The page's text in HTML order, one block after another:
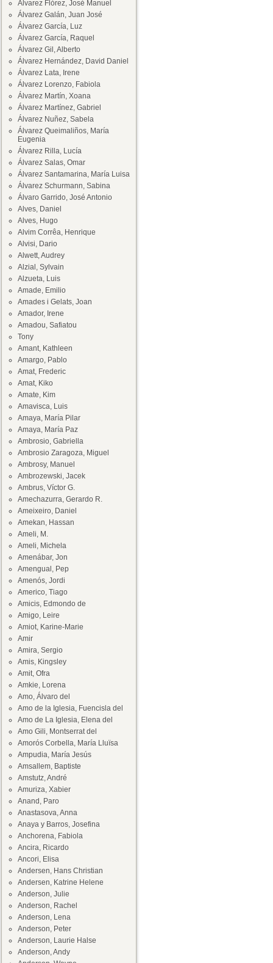
Álvarez Flórez, José Manuel
Álvarez Galán, Juan José
Álvarez García, Luz
Álvarez García, Raquel
Álvarez Gil, Alberto
Álvarez Hernández, David Daniel
Álvarez Lata, Irene
Álvarez Lorenzo, Fabiola
Álvarez Martín, Xoana
Álvarez Martínez, Gabriel
Álvarez Nuñez, Sabela
Álvarez Queimaliños, María
Eugenia
Álvarez Rilla, Lucía
Álvarez Salas, Omar
Álvarez Santamarina, María Luisa
Álvarez Schurmann, Sabina
Álvaro Garrido, José Antonio
Alves, Daniel
Alves, Hugo
Alvim Corrêa, Henrique
Alvisi, Dario
Alwett, Audrey
Alzial, Sylvain
Alzueta, Luis
Amade, Emilio
Amades i Gelats, Joan
Amador, Irene
Amadou, Safiatou
Tony
Amant, Kathleen
Amargo, Pablo
Amat, Frederic
Amat, Kiko
Amate, Kim
Amavisca, Luis
Amaya, María Pilar
Amaya, María Paz
Ambrosio, Gabriella
Ambrosio Zaragoza, Miguel
Ambrosy, Manuel
Ambrozewski, Jacek
Ambrus, Víctor G.
Amechazurra, Gerardo R.
Ameixeiro, Daniel
Amekan, Hassan
Ameli, M.
Ameli, Michela
Amenábar, Jon
Amengual, Pep
Amenós, Jordi
Americo, Tiago
Amicis, Edmondo de
Amigo, Leire
Amiot, Karine-Marie
Amir
Amira, Sergio
Amis, Kingsley
Amit, Ofra
Amkie, Lorena
Amo, Álvaro del
Amo de la Iglesia, Fuencisla del
Amo de La Iglesia, Elena del
Amo Gili, Montserrat del
Amorós Corbella, María Lluïsa
Ampudia, María Jesús
Amsallem, Baptiste
Amstutz, André
Amuriza, Xabier
Anand, Paro
Anastasova, Anna
Anaya y Barros, Josefina
Anchorena, Fabiola
Ancira, Ricardo
Ancori, Elisa
Andersen, Hans Christian
Andersen, Katrine Helene
Anderson, Julie
Anderson, Rachel
Anderson, Lena
Anderson, Peter
Anderson, Laurie Halse
Anderson, Andy